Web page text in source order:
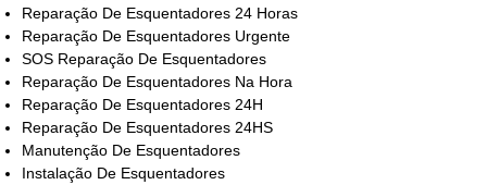
Reparação De Esquentadores 24 Horas
Reparação De Esquentadores Urgente
SOS Reparação De Esquentadores
Reparação De Esquentadores Na Hora
Reparação De Esquentadores 24H
Reparação De Esquentadores 24HS
Manutenção De Esquentadores
Instalação De Esquentadores